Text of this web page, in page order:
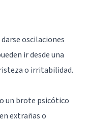
oscilaciones
ir desde una
o irritabilidad.
un brote psicótico
extrañas o